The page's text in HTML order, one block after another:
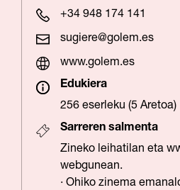
+34 948 174 141
sugiere@golem.es
www.golem.es
Edukiera
256 eserleku (5 Aretoa)
Sarreren salmenta
Zineko leihatilan eta
webgunean.
· Ohiko zinema